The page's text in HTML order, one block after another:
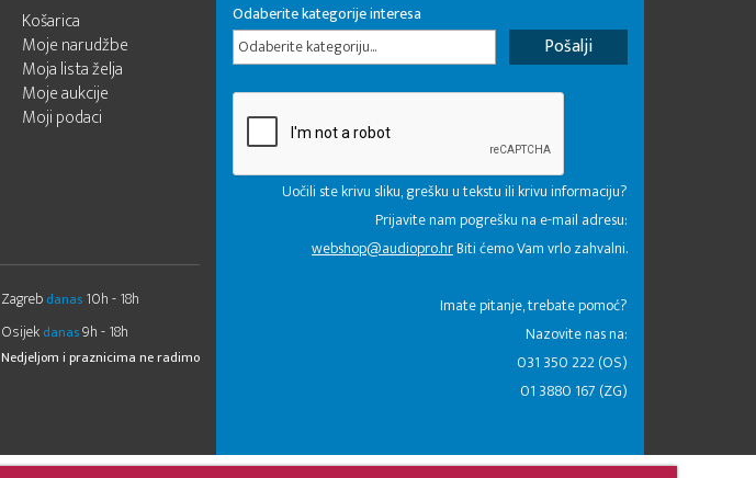
Košarica
Moje narudžbe
Moja lista želja
Moje aukcije
Moji podaci
Zagreb danas 10h - 18h
Osijek danas9h - 18h
Nedjeljom i praznicima ne radimo
Odaberite kategorije interesa
Odaberite kategoriju...
Uočili ste krivu sliku, grešku u tekstu ili krivu informaciju?
Prijavite nam pogrešku na e-mail adresu:
webshop@audiopro.hrBiti ćemo Vam vrlo zahvalni.
​Imate pitanje, trebate pomoć?
Nazovite nas na:
031 350 222 (OS)
01 3880 167 (ZG)